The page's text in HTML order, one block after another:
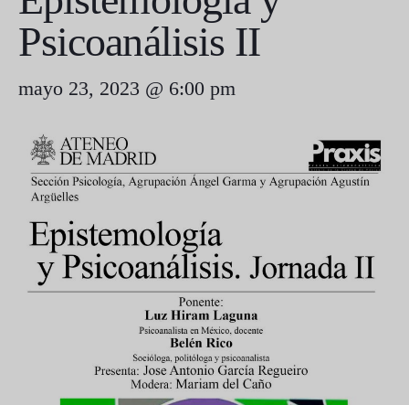
Psicoanálisis II
mayo 23, 2023 @ 6:00 pm